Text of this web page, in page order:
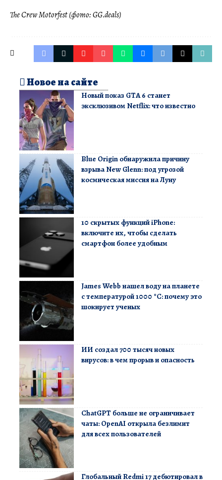
The Crew Motorfest (фото: GG.deals)
Новое на сайте
Новый показ GTA 6 станет
эксклюзивом Netflix: что известно
Blue Origin обнаружила причину
взрыва New Glenn: под угрозой
космическая миссия на Луну
10 скрытых функций iPhone:
включите их, чтобы сделать
смартфон более удобным
James Webb нашел воду на планете
с температурой 1000 °C: почему это
шокирует ученых
ИИ создал 700 тысяч новых
вирусов: в чем прорыв и опасность
ChatGPT больше не ограничивает
чаты: OpenAI открыла безлимит
для всех пользователей
Глобальный Redmi 17 дебютировал в